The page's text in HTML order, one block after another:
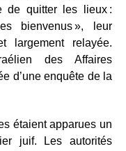
de quitter les lieux :
bienvenus », leur
largement relayée.
des Affaires
d’une enquête de la
étaient apparues un
juif. Les autorités